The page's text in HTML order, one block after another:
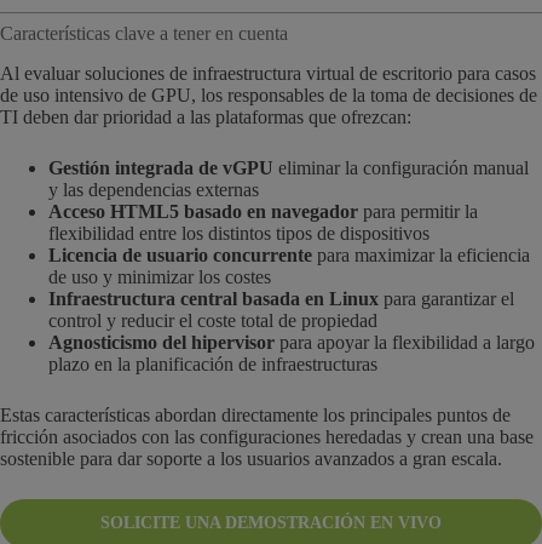
Características clave a tener en cuenta
Al evaluar soluciones de infraestructura virtual de escritorio para casos
de uso intensivo de GPU, los responsables de la toma de decisiones de
TI deben dar prioridad a las plataformas que ofrezcan:
Gestión integrada de vGPU eliminar la configuración manual
y las dependencias externas
Acceso HTML5 basado en navegador para permitir la
flexibilidad entre los distintos tipos de dispositivos
Licencia de usuario concurrente para maximizar la eficiencia
de uso y minimizar los costes
Infraestructura central basada en Linux para garantizar el
control y reducir el coste total de propiedad
Agnosticismo del hipervisor para apoyar la flexibilidad a largo
plazo en la planificación de infraestructuras
Estas características abordan directamente los principales puntos de
fricción asociados con las configuraciones heredadas y crean una base
sostenible para dar soporte a los usuarios avanzados a gran escala.
SOLICITE UNA DEMOSTRACIÓN EN VIVO